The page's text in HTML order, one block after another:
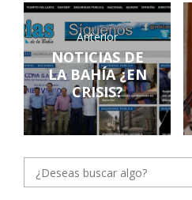
Anterior
NOTICIAS DE
LA BAHÍA ¿EN
CRISIS?